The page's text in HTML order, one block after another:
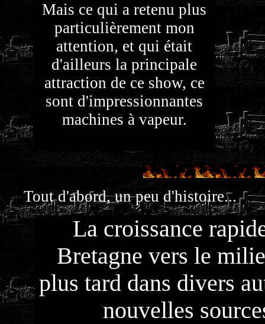
Mais ce qui a retenu plus
particulièrement mon
attention, et qui était
d'ailleurs la principale
attraction de ce show, ce
sont d'impressionnantes
machines à vapeur.
Tout d'abord, un peu d'histoire...
La croissance
Bretagne vers le
plus tard dans divers
nouvelles